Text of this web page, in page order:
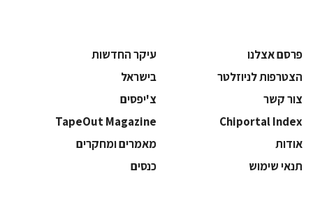
פרסם אצלנו
עיקר החדשות
הצטרפות לניוזלטר
בישראל
צור קשר
צ'יפסים
Chiportal Index
TapeOut Magazine
אודות
מאמרים ומחקרים
תנאי שימוש
כנסים